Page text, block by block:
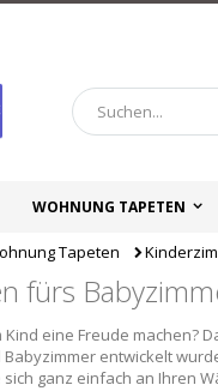
WOHNUNG TAPETEN
Tapeten
fürs
Kind eine Freude machen?
entwickelt
ganz einfach an Ihren